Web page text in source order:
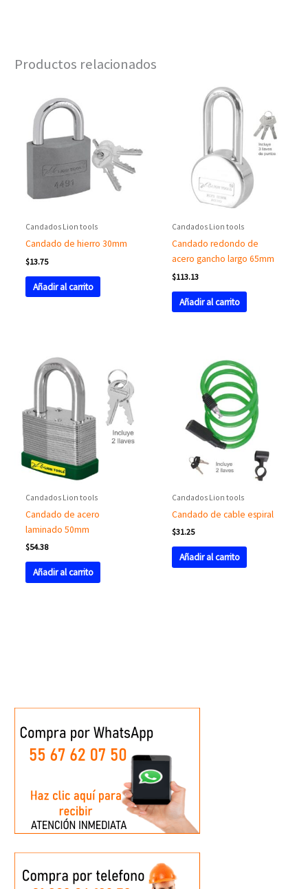
Productos relacionados
Candados Lion tools
Candado de hierro 30mm
$13.75
Añadir al carrito
Candados Lion tools
Candado redondo de
acero gancho largo 65mm
$113.13
Añadir al carrito
Candados Lion tools
Candado de acero
laminado 50mm
$54.38
Añadir al carrito
Candados Lion tools
Candado de cable espiral
$31.25
Añadir al carrito